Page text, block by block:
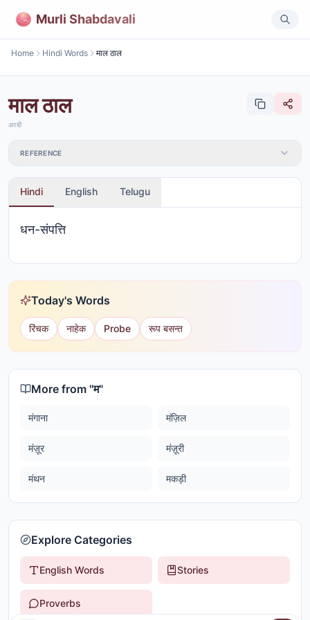
Murli Shabdavali
Home Hindi Words माल ठाल
माल ठाल
अरबी
REFERENCE
Hindi English Telugu
धन-संपत्ति
Today's Words
रिंचक नाहेक Probe रूप बसन्त
More from "म"
मंगाना मंज़िल
मंज़ूर मंज़ूरी
मंथन मकड़ी
Explore Categories
English Words Stories
Proverbs